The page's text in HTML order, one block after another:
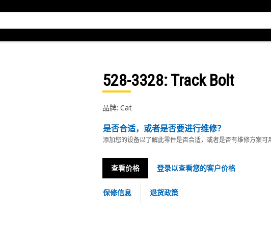
528-3328: Track Bolt
品牌: Cat
是否合适，或者是否要进行维修？
添加您的设备以了解此零件是否合适，或者是否有维修方案可
查看价格 登录以查看您的客户价格
保修信息 退货政策